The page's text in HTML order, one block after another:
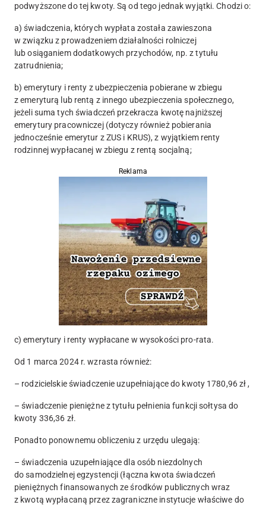
podwyższone do tej kwoty. Są od tego jednak wyjątki. Chodzi o:
a) świadczenia, których wypłata została zawieszona
w związku z prowadzeniem działalności rolniczej
lub osiąganiem dodatkowych przychodów, np. z tytułu
zatrudnienia;
b) emerytury i renty z ubezpieczenia pobierane w zbiegu
z emeryturą lub rentą z innego ubezpieczenia społecznego,
jeżeli suma tych świadczeń przekracza kwotę najniższej
emerytury pracowniczej (dotyczy również pobierania
jednocześnie emerytur z ZUS i KRUS), z wyjątkiem renty
rodzinnej wypłacanej w zbiegu z rentą socjalną;
Reklama
c) emerytury i renty wypłacane w wysokości pro-rata.
Od 1 marca 2024 r. wzrasta również:
– rodzicielskie świadczenie uzupełniające do kwoty 1780,96 zł ,
– świadczenie pieniężne z tytułu pełnienia funkcji sołtysa do
kwoty 336,36 zł.
Ponadto ponownemu obliczeniu z urzędu ulegają:
– świadczenia uzupełniające dla osób niezdolnych
do samodzielnej egzystencji (łączna kwota świadczeń
pieniężnych finansowanych ze środków publicznych wraz
z kwotą wypłacaną przez zagraniczne instytucje właściwe do